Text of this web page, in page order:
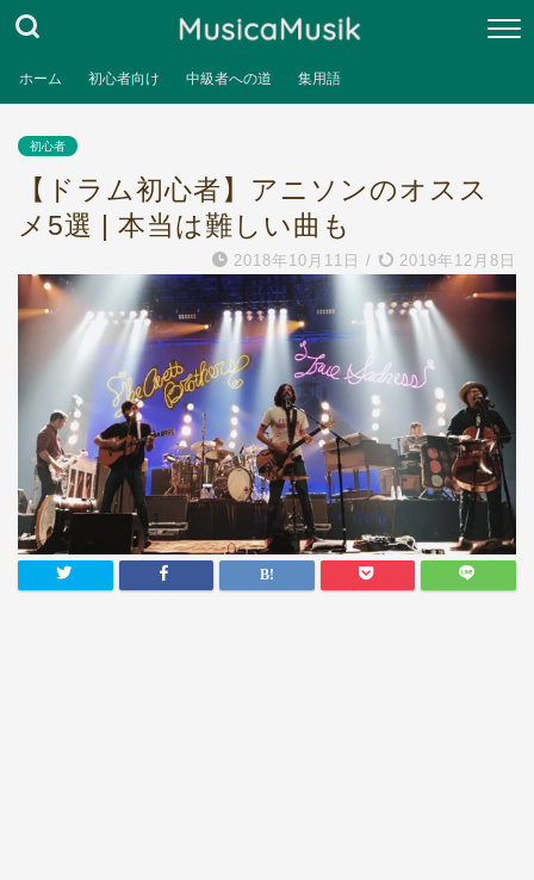
ホーム 初心者向け 中級者への道 集用語
初心者
【ドラム初心者】アニソンのオスス
メ5選 | 本当は難しい曲も
2018年10月11日 / 2019年12月8日